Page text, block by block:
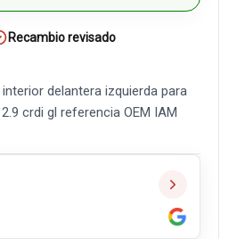
Recambio revisado
delantera izquierda para
crdi gl referencia OEM IAM